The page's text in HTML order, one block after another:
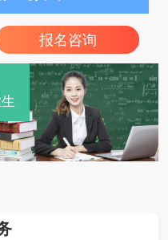
报名咨询